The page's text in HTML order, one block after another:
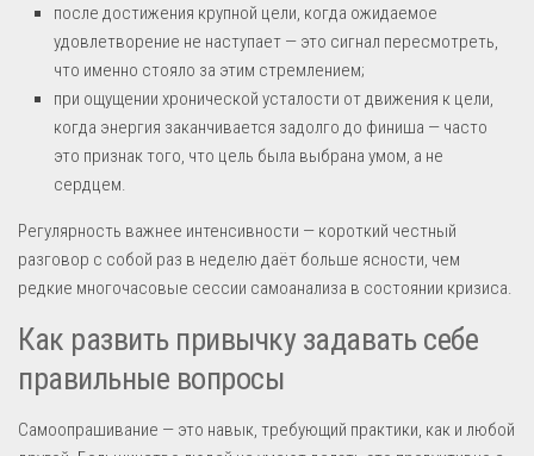
после достижения крупной цели, когда ожидаемое
удовлетворение не наступает — это сигнал пересмотреть,
что именно стояло за этим стремлением;
при ощущении хронической усталости от движения к цели,
когда энергия заканчивается задолго до финиша — часто
это признак того, что цель была выбрана умом, а не
сердцем.
Регулярность важнее интенсивности — короткий честный
разговор с собой раз в неделю даёт больше ясности, чем
редкие многочасовые сессии самоанализа в состоянии кризиса.
Как развить привычку задавать себе
правильные вопросы
Самоопрашивание — это навык, требующий практики, как и любой